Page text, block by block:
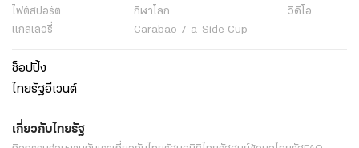
ไฟต์สปอร์ต
กีฬาโลก
วิดีโอ
แกลเลอรี่
Carabao 7-a-Side Cup
ช็อปปิ้ง
ไทยรัฐอีเวนต์
เกี่ยวกับไทยรัฐ